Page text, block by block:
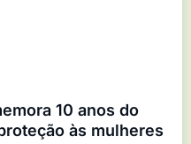
10 anos do
às mulheres